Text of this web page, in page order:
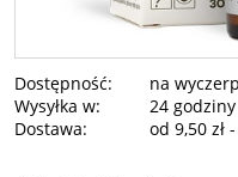
Dostępność:
na
Wysyłka w:
24 godziny
Dostawa:
od 9,50 zł
Cena nie zawiera